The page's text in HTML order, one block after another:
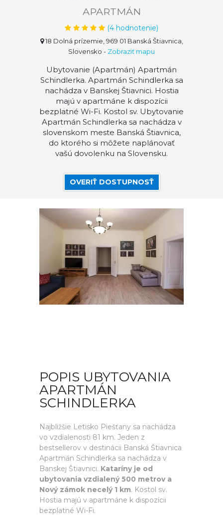
APARTMÁN
(4 hodnotenie)
18 Dolná prízemie, 969 01 Banská Štiavnica,
Slovensko - Zobraziť mapu
Ubytovanie (Apartmán) Apartmán
Schindlerka. Apartmán Schindlerka sa
nachádza v Banskej Štiavnici. Hostia
majú v apartmáne k dispozícii
bezplatné Wi-Fi. Kostol sv. Ubytovanie
Apartmán Schindlerka sa nachádza v
slovenskom meste Banská Štiavnica,
do ktorého si môžete naplánovať
vašú dovolenku na Slovensku.
OVERIŤ DOSTUPNOSŤ
POPIS UBYTOVANIA
APARTMÁN
SCHINDLERKA
Najbližšie Letisko Piešťany sa nachádza
vo vzdialenosti 81 km. Jeden z
bestsellerov v destinácii Banská Štiavnica
Apartmán Schindlerka sa nachádza v
Banskej Štiavnici. Kataríny je od
ubytovania vzdialený 500 metrov a
Nový zámok necelý 1 km. Kostol sv.
Hostia majú v apartmáne k dispozícii
bezplatné Wi-Fi.